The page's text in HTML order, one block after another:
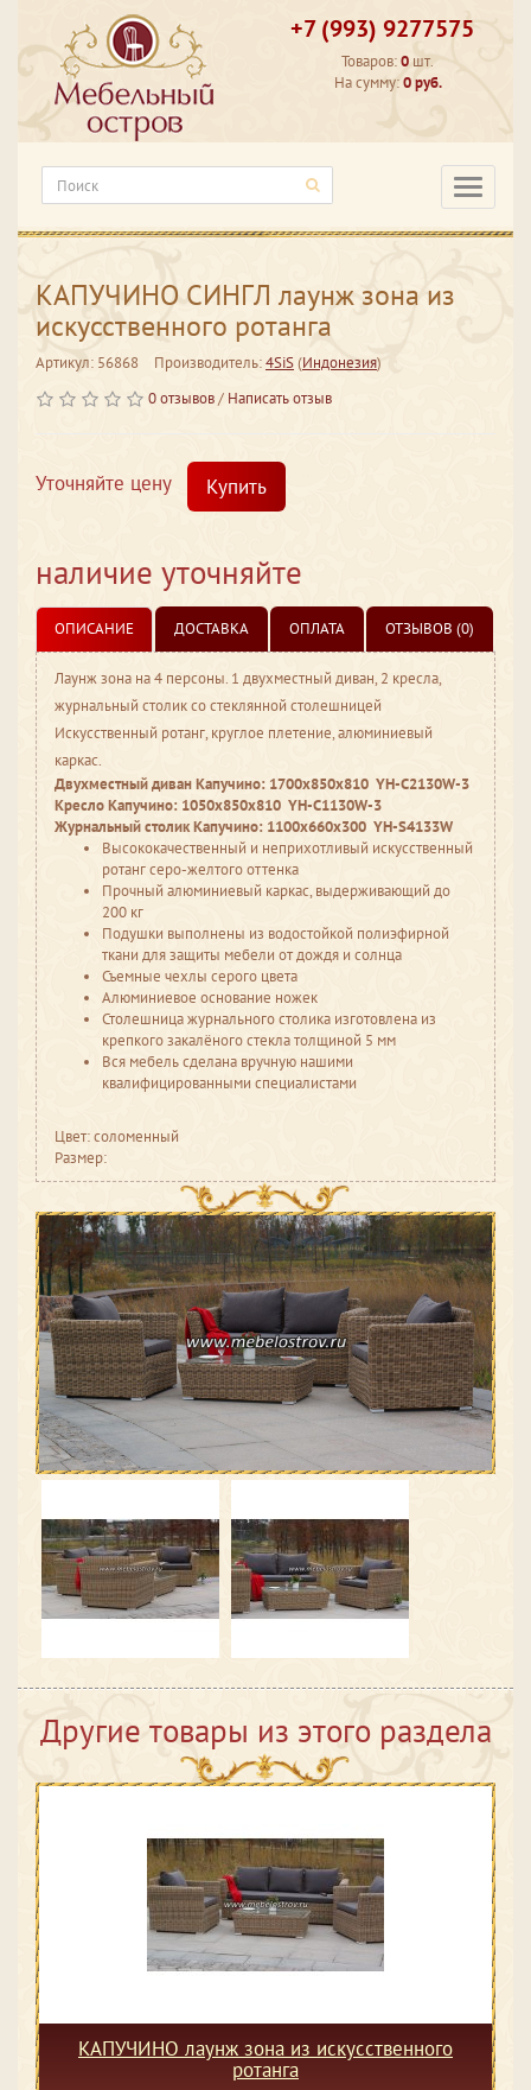
+7 (993) 9277575
Товаров:0 шт.
На сумму:0 руб.
КАПУЧИНО СИНГЛ лаунж зона из
искусственного ротанга
Артикул: 56868 Производитель:4SiS(Индонезия)
0 отзывов/ Написать отзыв
Уточняйте цену Купить
наличие уточняйте
ОПИСАНИЕ ДОСТАВКА ОПЛАТА ОТЗЫВОВ (0)
Лаунж зона на 4 персоны. 1 двухместный диван, 2 кресла,
журнальный столик со стеклянной столешницей
Искусственный ротанг, круглое плетение, алюминиевый
каркас.
Двухместный диван Капучино: 1700х850х810 YH-C2130W-3
Кресло Капучино: 1050х850х810 YH-C1130W-3
Журнальный столик Капучино: 1100х660х300 YH-S4133W
Высококачественный и неприхотливый искусственный
ротанг серо-желтого оттенка
Прочный алюминиевый каркас, выдерживающий до
200 кг
Подушки выполнены из водостойкой полиэфирной
ткани для защиты мебели от дождя и солнца
Съемные чехлы серого цвета
Алюминиевое основание ножек
Столешница журнального столика изготовлена из
крепкого закалёного стекла толщиной 5 мм
Вся мебель сделана вручную нашими
квалифицированными специалистами
Цвет: соломенный
Размер:
Другие товары из этого раздела
КАПУЧИНО лаунж зона из искусственного
ротанга